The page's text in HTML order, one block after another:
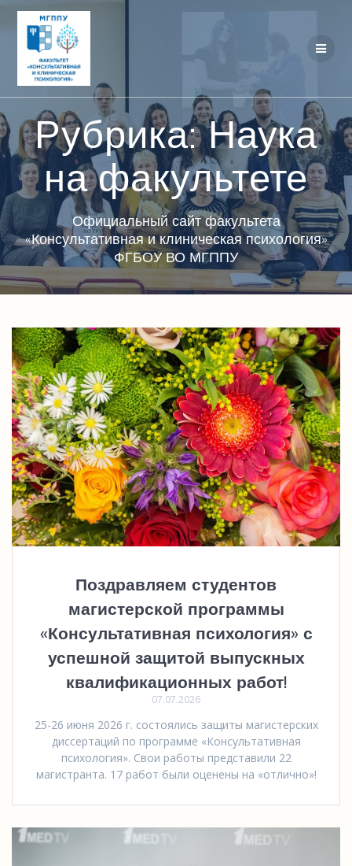
Рубрика:Наука
на факультете
Официальный сайт факультета
«Консультативная и клиническая психология»
ФГБОУ ВО МГППУ
Поздравляем студентов
магистерской программы
«Консультативная психология» с
успешной защитой выпускных
квалификационных работ!
07.07.2026
25-26 июня 2026 г. состоялись защиты магистерских
диссертаций по программе «Консультативная
психология». Свои работы представили 22
магистранта. 17 работ были оценены на «отлично»!